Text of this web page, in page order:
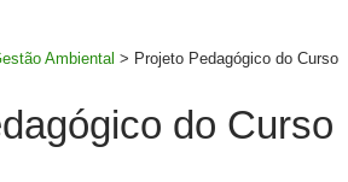
Ambiental > Projeto Pedagógico do Curso
do Curso